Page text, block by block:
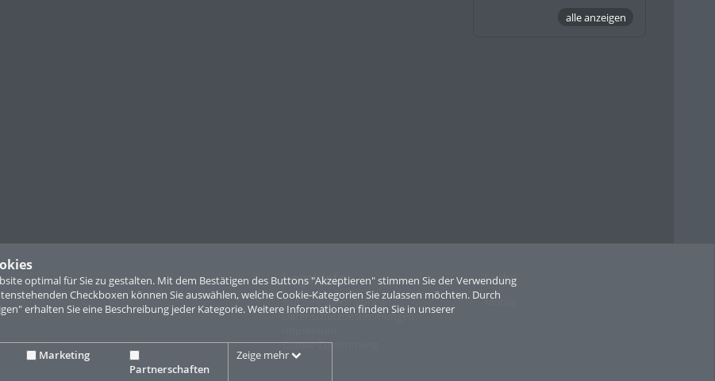
optimal für Sie zu gestalten. Mit dem Bestätigen des Buttons "Akzeptieren" stimmen Sie der Verwendung
Checkboxen können Sie auswählen, welche Cookie-Kategorien Sie zulassen möchten. Durch
erhalten Sie eine Beschreibung jeder Kategorie. Weitere Informationen finden Sie in unserer
Marketing
Partnerschaften
Zeige mehr
alle anzeigen
Legal Info
Nutzungsbedingungen
Datenschutzbestimmungen
Cookie-Zustimmung
Links
Mobile